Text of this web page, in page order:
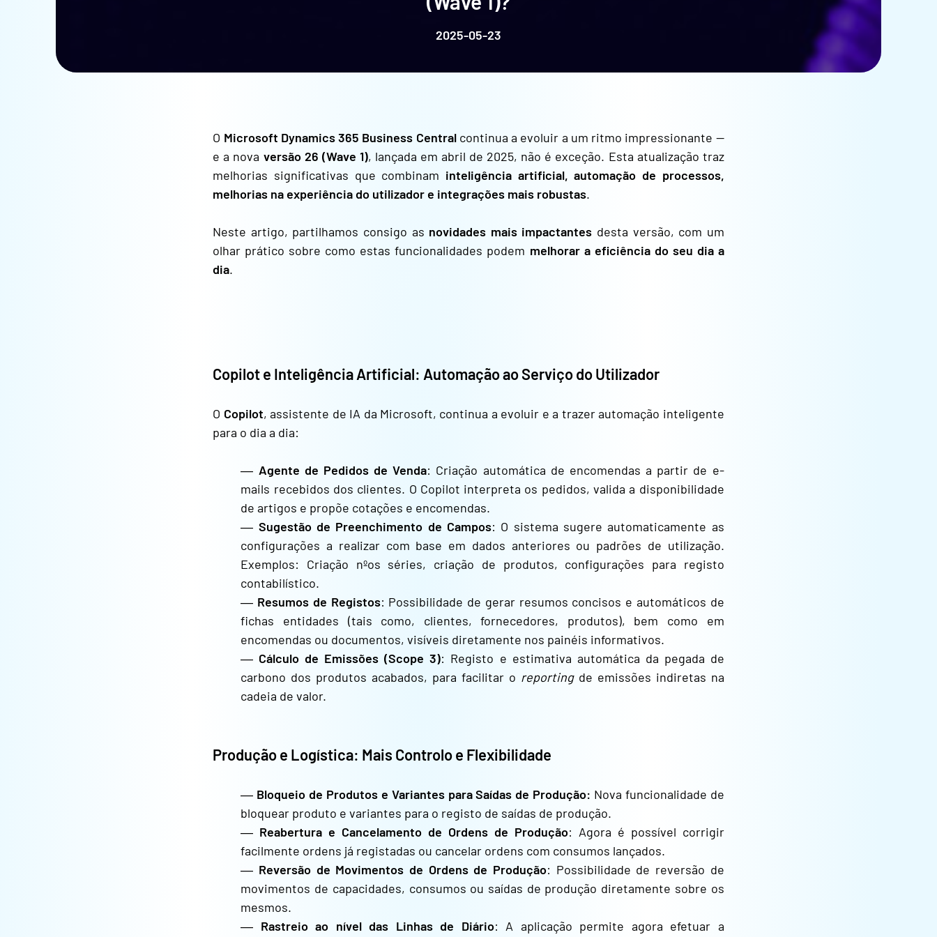
2025-05-23
O Microsoft Dynamics 365 Business Centralcontinua a evoluir a um ritmo impressionante —
e a nova versão 26 (Wave 1), lançada em abril de 2025, não é exceção. Esta atualização traz
melhorias significativas que combinam inteligência artificial, automação de processos,
melhorias na experiência do utilizador e integrações mais robustas.
Neste artigo, partilhamos consigo as novidades mais impactantes desta versão, com um
olhar prático sobre como estas funcionalidades podem melhorar a eficiência do seu dia a
dia.
Copilot e Inteligência Artificial: Automação ao Serviço do Utilizador
O Copilot, assistente de IA da Microsoft, continua a evoluir e a trazer automação inteligente
para o dia a dia:
― Agente de Pedidos de Venda: Criação automática de encomendas a partir de e-
mails recebidos dos clientes. O Copilot interpreta os pedidos, valida a disponibilidade
de artigos e propõe cotações e encomendas.
― Sugestão de Preenchimento de Campos: O sistema sugere automaticamente as
configurações a realizar com base em dados anteriores ou padrões de utilização.
Exemplos: Criação nºos séries, criação de produtos, configurações para registo
contabilístico.
― Resumos de Registos: Possibilidade de gerar resumos concisos e automáticos de
fichas entidades (tais como, clientes, fornecedores, produtos), bem como em
encomendas ou documentos, visíveis diretamente nos painéis informativos.
― Cálculo de Emissões (Scope 3): Registo e estimativa automática da pegada de
carbono dos produtos acabados, para facilitar o reportingde emissões indiretas na
cadeia de valor.
Produção e Logística: Mais Controlo e Flexibilidade
― Bloqueio de Produtos e Variantes para Saídas de Produção: Nova funcionalidade de
bloquear produto e variantes para o registo de saídas de produção.
― Reabertura e Cancelamento de Ordens de Produção: Agora é possível corrigir
facilmente ordens já registadas ou cancelar ordens com consumos lançados.
― Reversão de Movimentos de Ordens de Produção: Possibilidade de reversão de
movimentos de capacidades, consumos ou saídas de produção diretamente sobre os
mesmos.
― Rastreio ao nível das Linhas de Diário: A aplicação permite agora efetuar a